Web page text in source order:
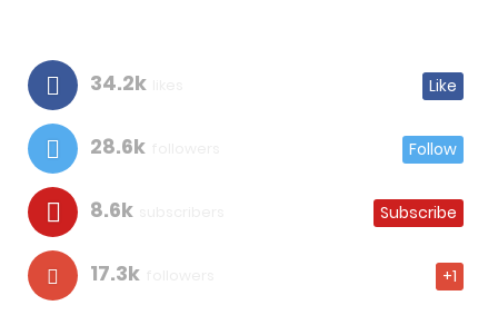
34.2k Like
28.6k Follow
8.6k Subscribe
17.3k +1